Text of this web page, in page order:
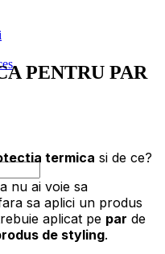
PENTRU PAR
termica si de ce?
nu ai voie sa
sa aplici un produs
aplicat pe par de
de styling.